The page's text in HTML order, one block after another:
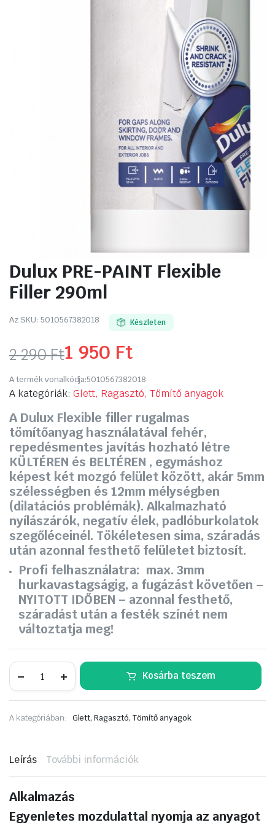
Dulux PRE-PAINT Flexible
Filler 290ml
Az SKU: 5010567382018 Készleten
2 290Ft
Original
price
was:
2
290 Ft.
1 950 Ft
Current
price
is:
1
950 Ft.
A termék vonalkódja:5010567382018
A kategóriák: Glett, Ragasztó, Tömítő anyagok
A Dulux Flexible filler rugalmas
tömítőanyag használatával fehér,
repedésmentes javítás hozható létre
KÜLTÉREN és BELTÉREN , egymáshoz
képest két mozgó felület között, akár 5mm
szélességben és 12mm mélységben
(dilatációs problémák). Alkalmazható
nyílászárók, negatív élek, padlóburkolatok
szegőléceinél. Tökéletesen sima, száradás
után azonnal festhető felületet biztosít.
Profi felhasználatra: max. 3mm
hurkavastagságig, a fugázást követően –
NYITOTT IDŐBEN – azonnal festhető,
száradást után a festék színét nem
változtatja meg!
PRE-
Flexible
290ml
Kosárba teszem
A kategóriában: Glett, Ragasztó, Tömítő anyagok
Leírás További információk
Alkalmazás
Egyenletes mozdulattal nyomja az anyagot